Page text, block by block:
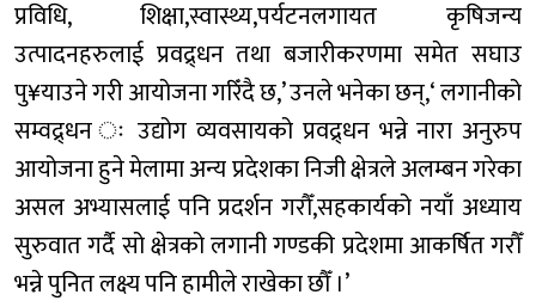
प्रविधि, शिक्षा,स्वास्थ्य,पर्यटनलगायत कृषिजन्य
उत्पादनहरुलाई प्रवद्र्धन तथा बजारीकरणमा समेत सघाउ
पु¥याउने गरी आयोजना गरिँदै छ,’ उनले भनेका छन्,‘ लगानीको
सम्वद्र्धन ः उद्योग व्यवसायको प्रवद्र्धन भन्ने नारा अनुरुप
आयोजना हुने मेलामा अन्य प्रदेशका निजी क्षेत्रले अलम्बन गरेका
असल अभ्यासलाई पनि प्रदर्शन गरौँ,सहकार्यको नयाँ अध्याय
सुरुवात गर्दै सो क्षेत्रको लगानी गण्डकी प्रदेशमा आकर्षित गरौँ
भन्ने पुनित लक्ष्य पनि हामीले राखेका छौँ ।’